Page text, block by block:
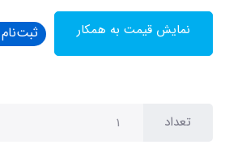
نمایش قیمت به همکار ثبت‌نام
تعداد